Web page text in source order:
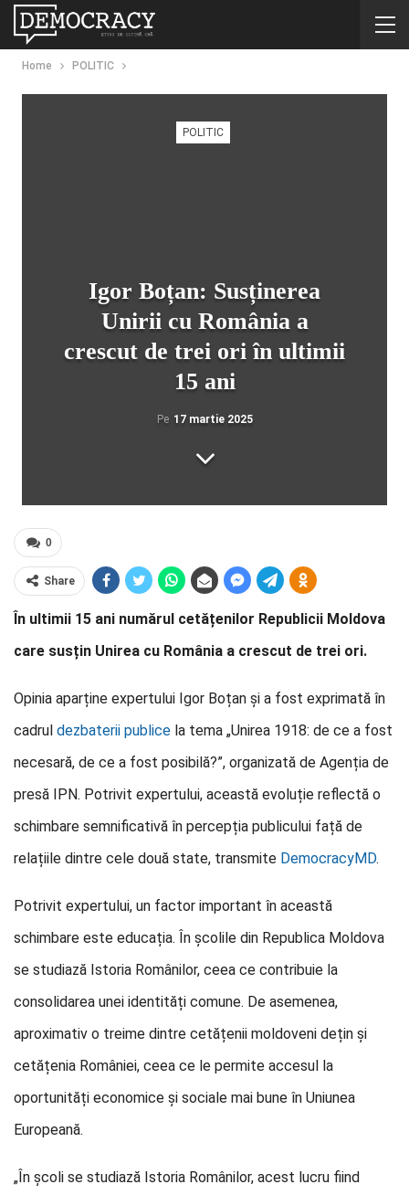
Home POLITIC
POLITIC
Igor Boțan: Susținerea
Unirii cu România a
crescut de trei ori în ultimii
15 ani
Pe 17 martie 2025
0
Share
În ultimii 15 ani numărul cetățenilor Republicii Moldova
care susțin Unirea cu România a crescut de trei ori.
Opinia aparține expertului Igor Boțan și a fost exprimată în
cadrul dezbaterii publice la tema „Unirea 1918: de ce a fost
necesară, de ce a fost posibilă?”, organizată de Agenția de
presă IPN. Potrivit expertului, această evoluție reflectă o
schimbare semnificativă în percepția publicului față de
relațiile dintre cele două state, transmite DemocracyMD.
Potrivit expertului, un factor important în această
schimbare este educația. În școlile din Republica Moldova
se studiază Istoria Românilor, ceea ce contribuie la
consolidarea unei identități comune. De asemenea,
aproximativ o treime dintre cetățenii moldoveni dețin și
cetățenia României, ceea ce le permite accesul la
oportunități economice și sociale mai bune în Uniunea
Europeană.
„În școli se studiază Istoria Românilor, acest lucru fiind